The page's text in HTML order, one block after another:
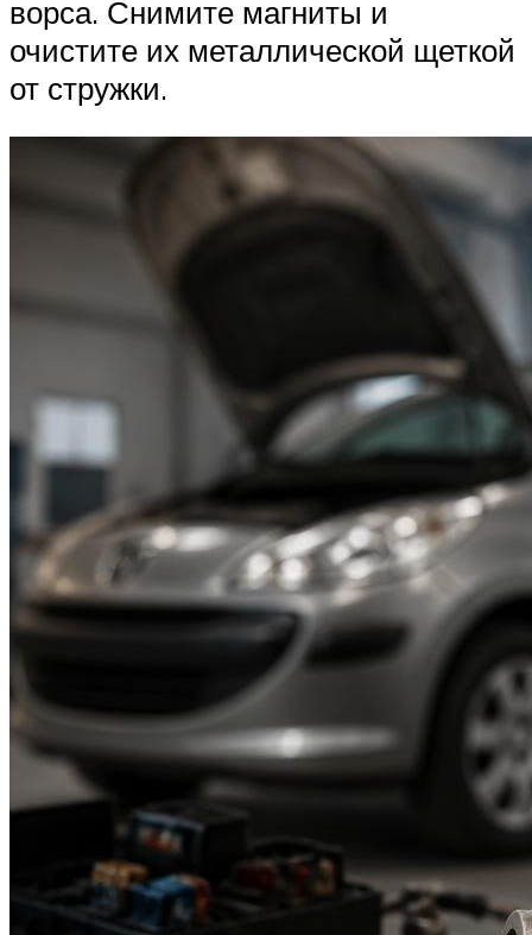
ворса. Снимите магниты и
очистите их металлической щеткой
от стружки.